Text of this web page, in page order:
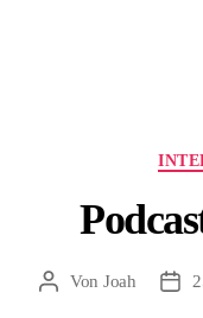
Beitragsautor
Von Joah